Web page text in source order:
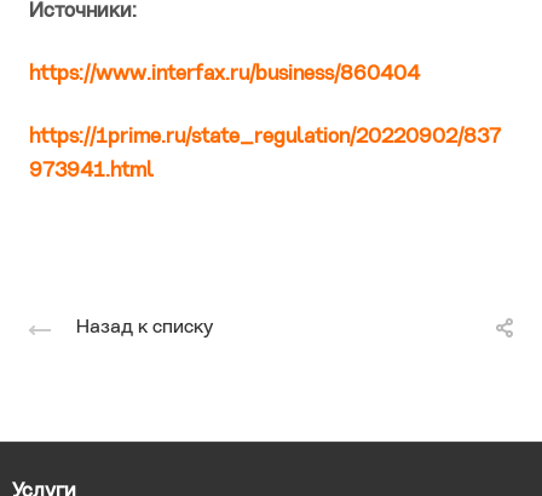
Источники:
https://www.interfax.ru/business/860404
https://1prime.ru/state_regulation/20220902/837
973941.html
Назад к списку